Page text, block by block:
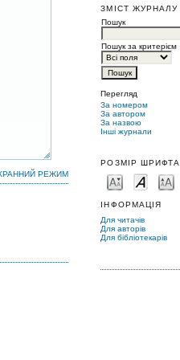
ЗМІСТ ЖУРНАЛУ
Пошук
Пошук за критерієм
Перегляд
За номером
За автором
За назвою
Інші журнали
РОЗМІР ШРИФТА
ІНФОРМАЦІЯ
Для читачів
Для авторів
Для бібліотекарів
РЕЖИМ